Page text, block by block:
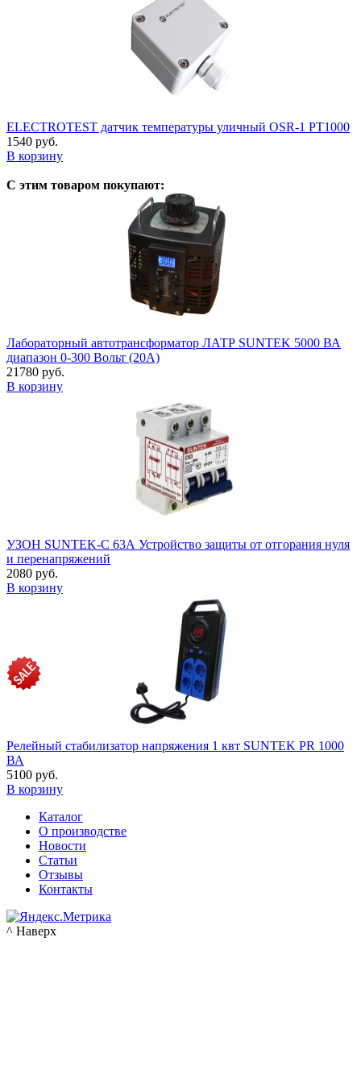
ELECTROTEST датчик температуры уличный OSR-1 PT1000
1540 руб.
В корзину
С этим товаром покупают:
Лабораторный автотрансформатор ЛАТР SUNTEK 5000 ВА
диапазон 0-300 Вольт (20А)
21780 руб.
В корзину
УЗОН SUNTEK-C 63А Устройство защиты от отгорания нуля
и перенапряжений
2080 руб.
В корзину
Релейный стабилизатор напряжения 1 квт SUNTEK PR 1000
ВА
5100 руб.
В корзину
Каталог
О производстве
Новости
Статьи
Отзывы
Контакты
^ Наверх